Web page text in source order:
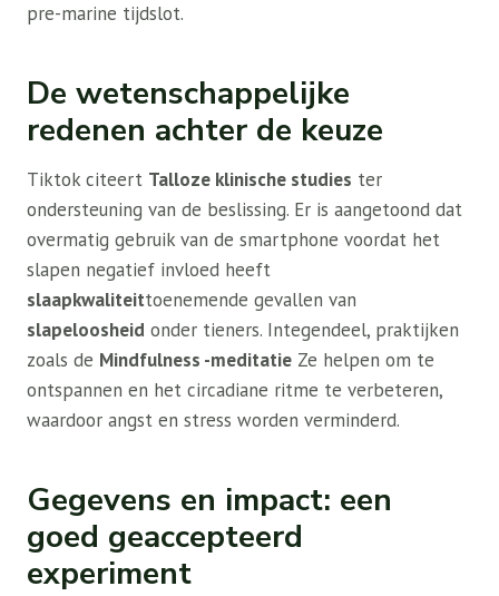
pre-marine tijdslot.
De wetenschappelijke
redenen achter de keuze
Tiktok citeert Talloze klinische studies ter
ondersteuning van de beslissing. Er is aangetoond dat
overmatig gebruik van de smartphone voordat het
slapen negatief invloed heeft
slaapkwaliteittoenemende gevallen van
slapeloosheid onder tieners. Integendeel, praktijken
zoals de Mindfulness -meditatie Ze helpen om te
ontspannen en het circadiane ritme te verbeteren,
waardoor angst en stress worden verminderd.
Gegevens en impact: een
goed geaccepteerd
experiment